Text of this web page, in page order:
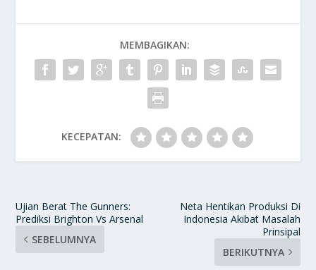
MEMBAGIKAN:
KECEPATAN:
Ujian Berat The Gunners:
Prediksi Brighton Vs Arsenal
SEBELUMNYA
Neta Hentikan Produksi Di
Indonesia Akibat Masalah
Prinsipal
BERIKUTNYA